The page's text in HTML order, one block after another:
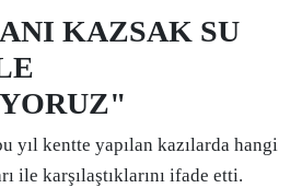
KAZSAK SU
yıl kentte yapılan kazılarda hangi
ile karşılaştıklarını ifade etti.